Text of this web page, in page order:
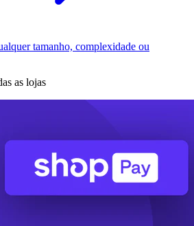
tamanho, complexidade ou
as lojas